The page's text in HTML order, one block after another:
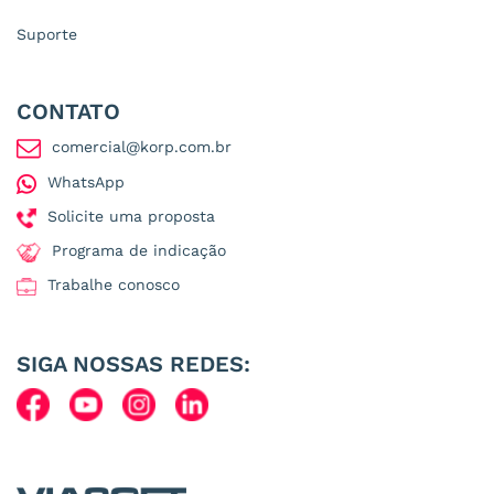
Suporte
CONTATO
comercial@korp.com.br
WhatsApp
Solicite uma proposta
Programa de indicação
Trabalhe conosco
SIGA NOSSAS REDES: